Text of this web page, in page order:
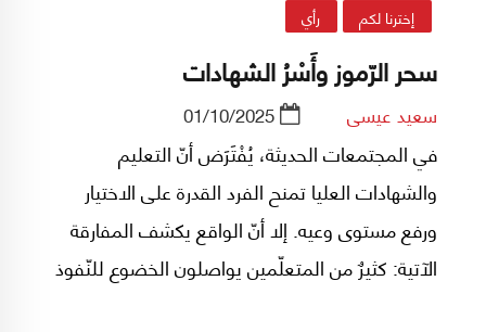
إخترنا لكم رأي
سحر الرّموز وأَسْرُ الشهادات
سعيد عيسى 01/10/2025
في المجتمعات الحديثة، يُفْتَرَض أنّ التعليم
والشهادات العليا تمنح الفرد القدرة على الاختيار
ورفع مستوى وعيه. إلا أنّ الواقع يكشف المفارقة
الآتية: كثيرٌ من المتعلّمين يواصلون الخضوع للنّفوذ